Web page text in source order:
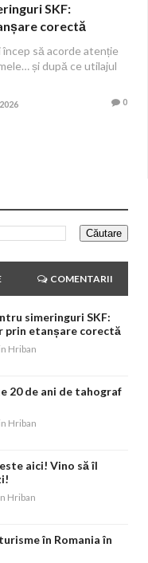
SKF:
corectă
să acorde atenție
și după ce utilajul
0
COMENTARII
simeringuri SKF:
prin etanșare corectă
Hriban
20 de ani de tahograf
Hriban
aici! Vino să îl
Hriban
în Romania în